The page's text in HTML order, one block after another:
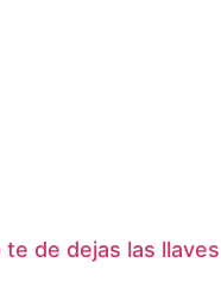
de dejas las llaves